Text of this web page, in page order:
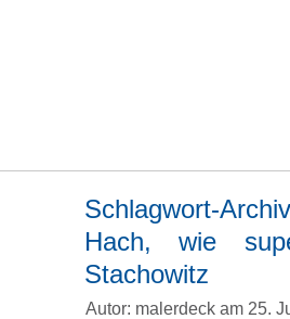
Schlagwort-
Hach, wie
Stachowitz
Autor: malerdeck am 25.